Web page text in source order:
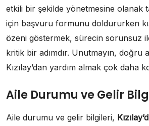
etkili bir şekilde yönetmesine olanak
için başvuru formunu doldururken
özeni göstermek, sürecin sorunsuz
kritik bir adımdır. Unutmayın, doğru
Kızılay’dan yardım almak çok daha
Aile Durumu ve Gelir
Aile durumu ve gelir bilgileri,